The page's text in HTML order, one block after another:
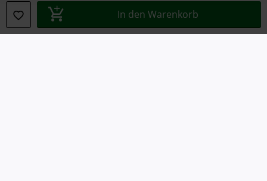
In den Warenkorb
Information zur Barrierefreiheit